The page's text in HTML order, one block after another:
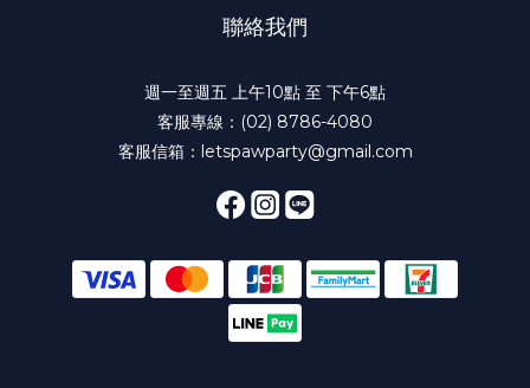
聯絡我們
週一至週五 上午10點 至 下午6點
客服專線：(02) 8786-4080
客服信箱：letspawparty@gmail.com